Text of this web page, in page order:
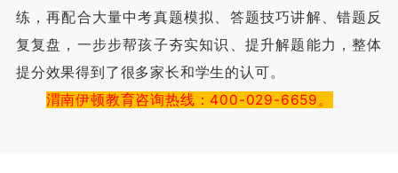
练，再配合大量中考真题模拟、答题技巧讲解、错题反
复复盘，一步步帮孩子夯实知识、提升解题能力，整体
提分效果得到了很多家长和学生的认可。
渭南伊顿教育咨询热线：400-029-6659。